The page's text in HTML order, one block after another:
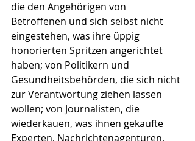
die den Angehörigen von
Betroffenen und sich selbst nicht
eingestehen, was ihre üppig
honorierten Spritzen angerichtet
haben; von Politikern und
Gesundheitsbehörden, die sich nicht
zur Verantwortung ziehen lassen
wollen; von Journalisten, die
wiederkäuen, was ihnen gekaufte
Experten, Nachrichtenagenturen,